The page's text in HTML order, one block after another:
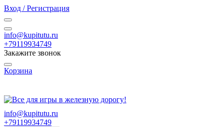
Вход / Регистрация
info@kupitutu.ru
+79119934749
Закажите звонок
Корзина
info@kupitutu.ru
+79119934749